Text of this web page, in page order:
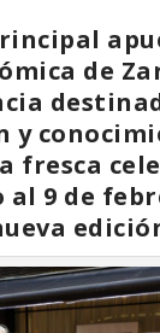
de
y
fresca
al 9 de